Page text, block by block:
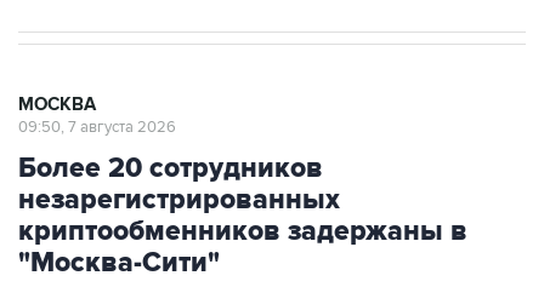
МОСКВА
09:50, 7 августа 2026
Более 20 сотрудников
незарегистрированных
криптообменников задержаны в
"Москва-Сити"